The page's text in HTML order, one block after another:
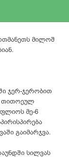
მილოშ
ჯერ-ჯერობით
თითოეულ
მე-6
გაიმარჯვა.
სილვას